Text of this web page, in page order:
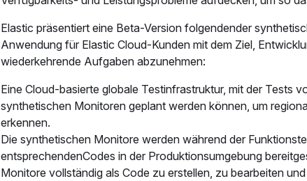
Elastic präsentiert eine Beta-Version folgendender
Anwendung für Elastic Cloud-Kunden mit dem Ziel,
wiederkehrende Aufgaben abzunehmen:
Eine Cloud-basierte globale Testinfrastruktur, mit der Tests
synthetischen Monitoren geplant werden können, um
erkennen.
Die synthetischen Monitore werden während der
entsprechendenCodes in der Produktionsumgebung
Monitore vollständig als Code zu erstellen, zu bearbeiten